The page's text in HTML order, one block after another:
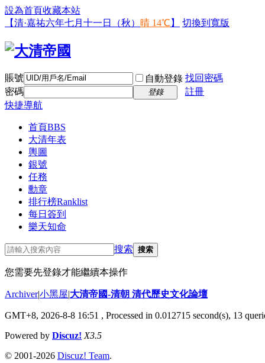
設為首頁收藏本站
【清·嘉祐六年七月十一日（秋） 晴 14℃ 】 切換到寬版
賬號 自動登錄 找回密碼
密碼
登錄
註冊
快捷導航
首頁BBS
大清年表
輿圖
銀號
任務
勳章
排行榜Ranklist
每日簽到
樂天知命
搜索 搜索
您需要先登錄才能繼續本操作
Archiver|小黑屋|大清帝國-清朝 清代歷史文化論壇
GMT+8, 2026-8-8 16:51 , Processed in 0.012715 second(s), 13
Powered by Discuz! X3.5
© 2001-2026 Discuz! Team.